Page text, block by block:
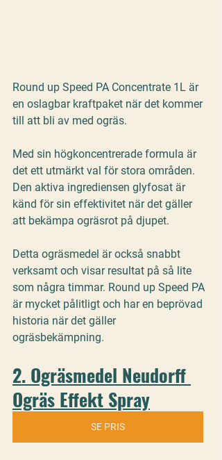
Round up Speed PA Concentrate 1L är
en oslagbar kraftpaket när det kommer
till att bli av med ogräs.
Med sin högkoncentrerade formula är
det ett utmärkt val för stora områden.
Den aktiva ingrediensen glyfosat är
känd för sin effektivitet när det gäller
att bekämpa ogräsrot på djupet.
Detta ogräsmedel är också snabbt
verksamt och visar resultat på så lite
som några timmar. Round up Speed PA
är mycket pålitligt och har en beprövad
historia när det gäller
ogräsbekämpning.
2. Ogräsmedel Neudorff
Ogräs Effekt Spray
SE PRIS